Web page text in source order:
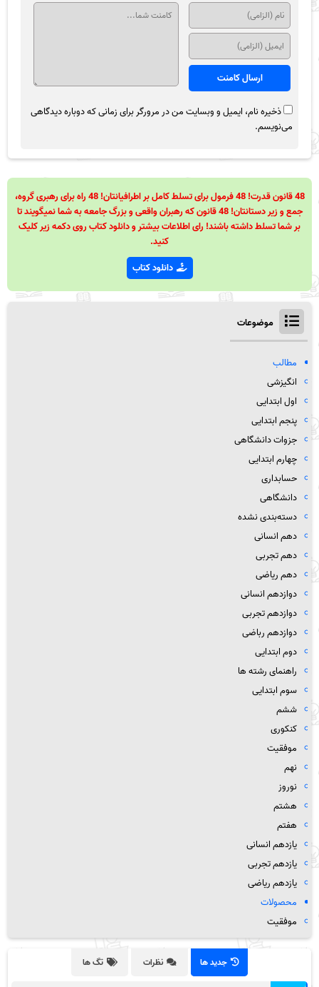
ذخیره نام، ایمیل و وبسایت من در مرورگر برای زمانی که دوباره دیدگاهی
می‌نویسم.
48 قانون قدرت! 48 فرمول برای تسلط کامل بر اطرافیانتان! 48 راه برای رهبری گروه،
جمع و زیر دستانتان! 48 قانون که رهبران واقعی و بزرگ جامعه به شما نمیگویند تا
بر شما تسلط داشته باشند! رای اطلاعات بیشتر و دانلود کتاب روی دکمه زیر کلیک
کنید.
دانلود کتاب
موضوعات
مطالب
انگیزشی
اول ابتدایی
پنجم ابتدایی
جزوات دانشگاهی
چهارم ابتدایی
حسابداری
دانشگاهی
دسته‌بندی نشده
دهم انسانی
دهم تجربی
دهم ریاضی
دوازدهم انسانی
دوازدهم تجربی
دوازدهم رباضی
دوم ابتدایی
راهنمای رشته ها
سوم ابتدایی
ششم
کنکوری
موفقیت
نهم
نوروز
هشتم
هفتم
یازدهم انسانی
یازدهم تجربی
یازدهم ریاضی
محصولات
موفقیت
جدید ها نظرات تگ ها